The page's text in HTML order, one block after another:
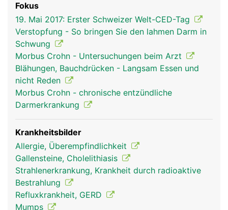
Zähnen zerkleinert und mit dem Sekret der
Speicheldrüsen vermischt. Der Speichel macht
feste Bissen gleitfähig und leitet die Verdauung
der zuckerhaltigen Lebensmittel (Kohlenhydrate)
ein. In Magen und Darm wird die Nahrung weiter
aufgespalten ("verdaut"). Dabei helfen die
Verdauungssäfte der Bauchspeicheldrüse und die
Galle aus der Leber. Wichtige Nährstoffe werden
vom Darm über die Schleimhaut ins Blut
aufgenommen und gelangen über die Pfortader in
die Leber, dem wichtigsten Stoffwechselorgan im
Körper, wo sie gespeichert und weiter verarbeitet
werden. Unverdauliche Nahrungsbestandteile
werden als Stuhl aus dem Körper ausgeschieden.
Der Darminhalt wird dabei durch kräftige,
wellenförmige Darmbewegungen (Peristaltik)
durch den Verdauungstrakt transportiert.
Fokus
19. Mai 2017: Erster Schweizer Welt-CED-Tag
Verstopfung - So bringen Sie den lahmen Darm in
Schwung
Morbus Crohn - Untersuchungen beim Arzt
Blähungen, Bauchdrücken - Langsam Essen und
nicht Reden
Morbus Crohn - chronische entzündliche
Darmerkrankung
Krankheitsbilder
Allergie, Überempfindlichkeit
Gallensteine, Cholelithiasis
Strahlenerkrankung, Krankheit durch radioaktive
Bestrahlung
Refluxkrankheit, GERD
Mumps